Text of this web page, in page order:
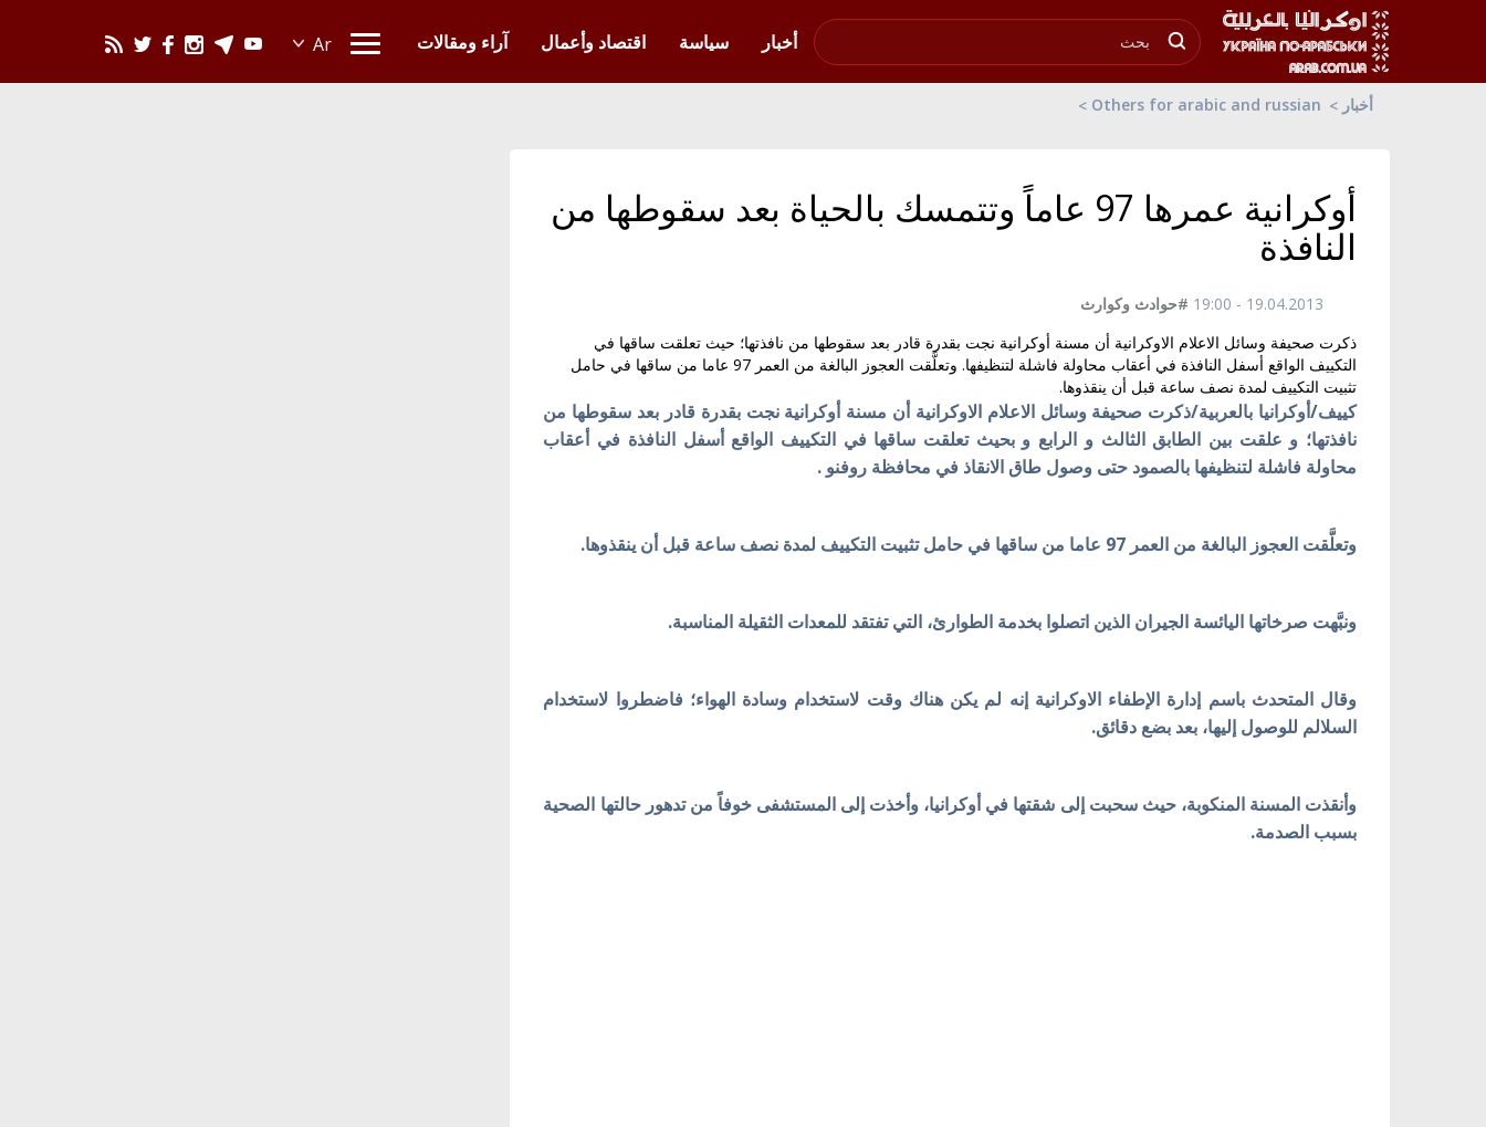
أخبار
سياسة اقتصاد وأعمال آراء ومقالات
أخبار Others for arabic and russian
أوكرانية عمرها 97 عاماً وتتمسك بالحياة بعد سقوطها من
النافذة
19.04.2013 - 19:00
#حوادث وكوارث
ذكرت صحيفة وسائل الاعلام الاوكرانية أن مسنة أوكرانية نجت بقدرة قادر بعد سقوطها من نافذتها؛ حيث تعلقت ساقها في
التكييف الواقع أسفل النافذة في أعقاب محاولة فاشلة لتنظيفها. وتعلَّقت العجوز البالغة من العمر 97 عاما من ساقها في حامل
تثبيت التكييف لمدة نصف ساعة قبل أن ينقذوها.
كييف/أوكرانيا بالعربية/ذكرت صحيفة وسائل الاعلامالاوكرانية أن مسنة أوكرانية نجت بقدرة قادر بعد سقوطها من
نافذتها؛ و علقت بين الطابق الثالث و الرابع و بحيث تعلقت ساقها في التكييف الواقع أسفل النافذة في أعقاب
محاولة فاشلة لتنظيفها بالصمود حتى وصول طاق الانقاذ في محافظة روفنو .
وتعلَّقت العجوز البالغة من العمر 97 عاما من ساقها في حامل تثبيت التكييف لمدة نصف ساعة قبل أن ينقذوها.
ونبَّهت صرخاتها اليائسة الجيران الذين اتصلوا بخدمة الطوارئ، التي تفتقد للمعدات الثقيلة المناسبة.
وقال المتحدث باسم إدارة الإطفاء الاوكرانية إنه لم يكن هناك وقت لاستخدام وسادة الهواء؛ فاضطروا لاستخدام
السلالم للوصول إليها، بعد بضع دقائق.
وأنقذت المسنة المنكوبة، حيث سحبت إلى شقتها في أوكرانيا، وأخذت إلى المستشفى خوفاً من تدهور حالتها الصحية
بسبب الصدمة.